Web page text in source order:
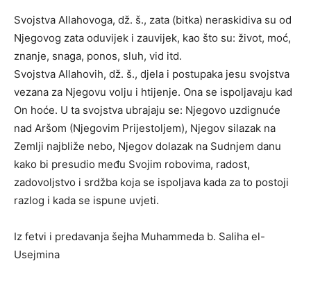
Svojstva Allahovoga, dž. š., zata (bitka) neraskidiva su od
Njegovog zata oduvijek i zauvijek, kao što su: život, moć,
znanje, snaga, ponos, sluh, vid itd.
Svojstva Allahovih, dž. š., djela i postupaka jesu svojstva
vezana za Njegovu volju i htijenje. Ona se ispoljavaju kad
On hoće. U ta svojstva ubrajaju se: Njegovo uzdignuće
nad Aršom (Njegovim Prijestoljem), Njegov silazak na
Zemlji najbliže nebo, Njegov dolazak na Sudnjem danu
kako bi presudio među Svojim robovima, radost,
zadovoljstvo i srdžba koja se ispoljava kada za to postoji
razlog i kada se ispune uvjeti.
Iz fetvi i predavanja šejha Muhammeda b. Saliha el-
Usejmina